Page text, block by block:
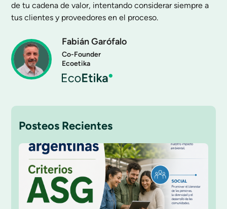
de tu cadena de valor, intentando considerar siempre a
tus clientes y proveedores en el proceso.
Fabián Garófalo
Co-Founder
Ecoetika
Posteos Recientes